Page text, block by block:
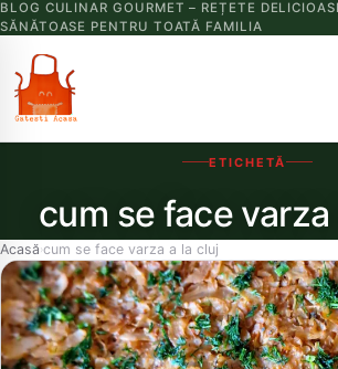
BLOG CULINAR GOURMET – REȚETE
SĂNĂTOASE PENTRU TOATĂ FAMILIA
ETICHETĂ
cum se face varza
Acasă›cum se face varza a la cluj